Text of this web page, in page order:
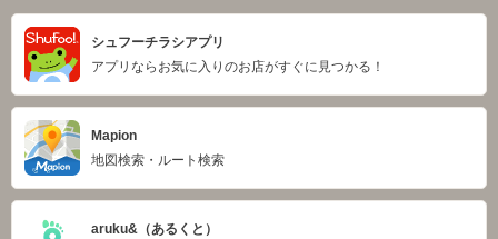
シュフーチラシアプリ
アプリならお気に入りのお店がすぐに見つかる！
Mapion
地図検索・ルート検索
aruku&（あるくと）